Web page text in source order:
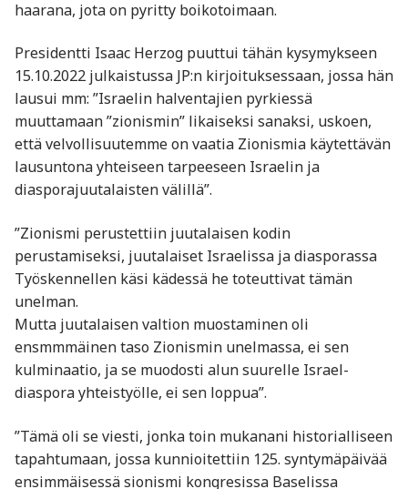
haarana, jota on pyritty boikotoimaan.
Presidentti Isaac Herzog puuttui tähän kysymykseen
15.10.2022 julkaistussa JP:n kirjoituksessaan, jossa hän
lausui mm: ”Israelin halventajien pyrkiessä
muuttamaan ”zionismin” likaiseksi sanaksi, uskoen,
että velvollisuutemme on vaatia Zionismia käytettävän
lausuntona yhteiseen tarpeeseen Israelin ja
diasporajuutalaisten välillä”.
”Zionismi perustettiin juutalaisen kodin
perustamiseksi, juutalaiset Israelissa ja diasporassa
Työskennellen käsi kädessä he toteuttivat tämän
unelman.
Mutta juutalaisen valtion muostaminen oli
ensmmmäinen taso Zionismin unelmassa, ei sen
kulminaatio, ja se muodosti alun suurelle Israel-
diaspora yhteistyölle, ei sen loppua”.
”Tämä oli se viesti, jonka toin mukanani historialliseen
tapahtumaan, jossa kunnioitettiin 125. syntymäpäivää
ensimmäisessä sionismi kongresissa Baselissa